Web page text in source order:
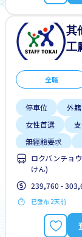
其
工
全職
停車位
外
女性首選
無經驗要求
靠近車站
ロクバンチョ
けん)
239,760 -
已發布 2天前